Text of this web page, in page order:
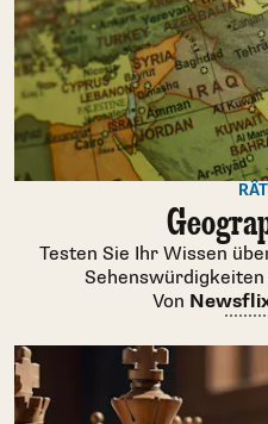
Testen Sie Ihr Wissen
Sehenswürdigkeiten
Von